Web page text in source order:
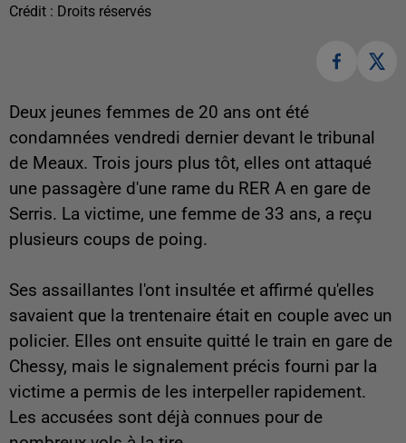
Crédit : Droits réservés
Deux jeunes femmes de 20 ans ont été
condamnées vendredi dernier devant le tribunal
de Meaux. Trois jours plus tôt, elles ont attaqué
une passagère d'une rame du RER A en gare de
Serris. La victime, une femme de 33 ans, a reçu
plusieurs coups de poing.
Ses assaillantes l'ont insultée et affirmé qu'elles
savaient que la trentenaire était en couple avec un
policier. Elles ont ensuite quitté le train en gare de
Chessy, mais le signalement précis fourni par la
victime a permis de les interpeller rapidement.
Les accusées sont déjà connues pour de